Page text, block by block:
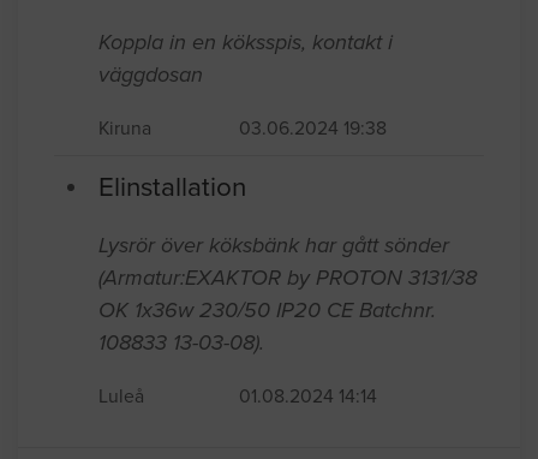
Koppla in en köksspis, kontakt i
väggdosan
Kiruna 03.06.2024 19:38
Elinstallation
Lysrör över köksbänk har gått sönder
(Armatur:EXAKTOR by PROTON 3131/38
OK 1x36w 230/50 IP20 CE Batchnr.
108833 13-03-08).
Luleå 01.08.2024 14:14